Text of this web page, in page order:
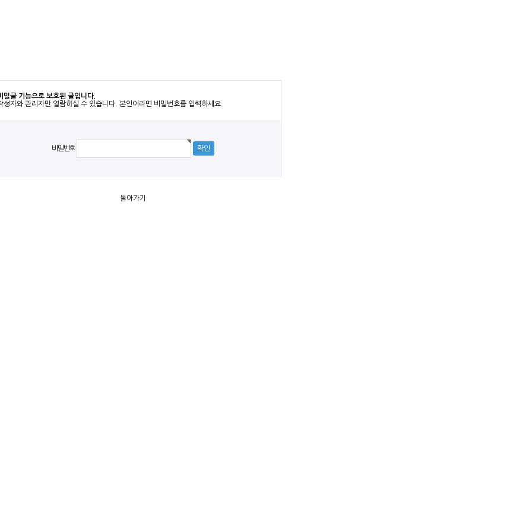
밀글 기능으로 보호된 글입니다.
성자와 관리자만 열람하실 수 있습니다. 본인이라면 비밀번호를 입력하세요.
비밀번호
돌아가기